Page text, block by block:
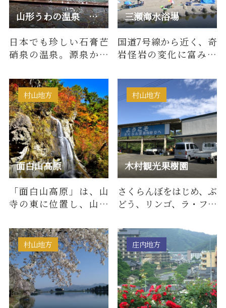
山形うわの温泉 天神乃湯
日本でも珍しい石膏芒
硝泉の温泉。源泉かけ
三瀬海水浴場
国道7号線から近く、奇
岩怪岩の変化に富み、
込み台もある海水浴場
です。…
面白山高原
村山地方
「面白山高原」は、山
寺の東に位置し、山形
ある「面白山」の麓に
広がりま…
木村観光果樹園
村山地方
さくらんぼをはじめ、ぶ
どう、リンゴ、ラ・フラ
物のエキスパート。さく
ら…
村山地方 庄内地方